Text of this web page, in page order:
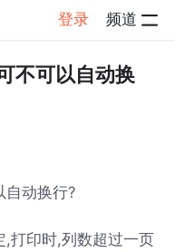
登录 频道
不可以自动换
自动换行?
,打印时,列数超过一页